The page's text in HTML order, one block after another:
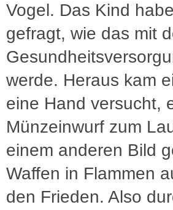
Vogel. Das Kind
gefragt, wie das mit
werde. Heraus kam
eine Hand versucht,
Münzeinwurf zum
einem anderen Bild
Waffen in Flammen
den Frieden. Also